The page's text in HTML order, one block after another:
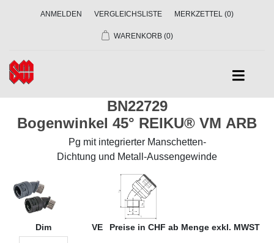
ANMELDEN VERGLEICHSLISTE MERKZETTEL (0)
WARENKORB (0)
BN22729
Bogenwinkel 45° REIKU® VM ARB
Pg mit integrierter Manschetten-
Dichtung und Metall-Aussengewinde
Dim VE Preise in CHF ab Menge exkl. MWST